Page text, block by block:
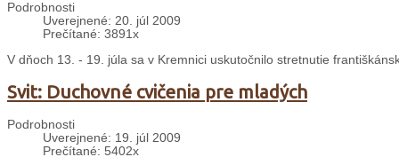
Podrobnosti
Uverejnené: 20. júl 2009
Prečítané: 3891x
V dňoch 13. - 19. júla sa v Kremnici uskutočnilo stretnutie
Svit: Duchovné cvičenia pre mladých
Podrobnosti
Uverejnené: 19. júl 2009
Prečítané: 5402x